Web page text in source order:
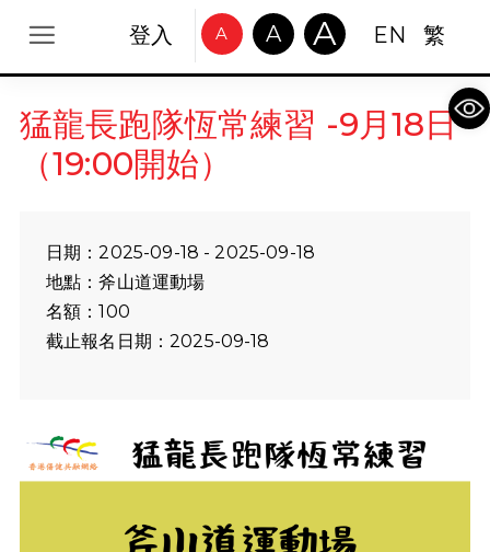
登入 A A A EN 繁
猛龍長跑隊恆常練習 -9月18日
（19:00開始）
日期：2025-09-18 - 2025-09-18
地點：斧山道運動場
名額：100
截止報名日期：2025-09-18